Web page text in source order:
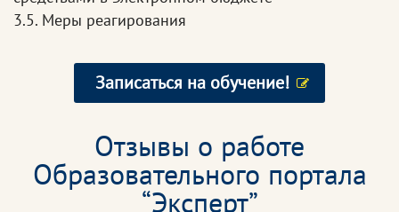
3.5. Меры реагирования
Записаться на обучение!
Отзывы о работе
Образовательного портала
“Эксперт”